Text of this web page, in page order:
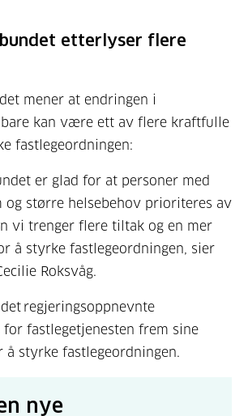
etterlyser flere
mener at endringen i
kan være ett av flere kraftfulle
fastlegeordningen:
er glad for at personer med
og større helsebehov prioriteres av
vi trenger flere tiltak og en mer
å styrke fastlegeordningen, sier
Roksvåg.
regjeringsoppnevnte
fastlegetjenesten frem sine
å styrke fastlegeordningen.
nye